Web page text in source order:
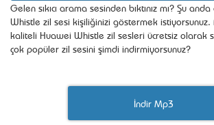
Gelen sıkıcı arama sesinden bıktınız mı? Şu
Whistle zil sesi kişiliğinizi göstermek
kaliteli Huawei Whistle zil sesleri ücretsiz olarak
çok popüler zil sesini şimdi indirmiyorsunuz?
İndir Mp3